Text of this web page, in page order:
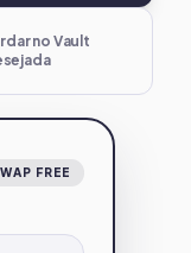
FREE
no Vault